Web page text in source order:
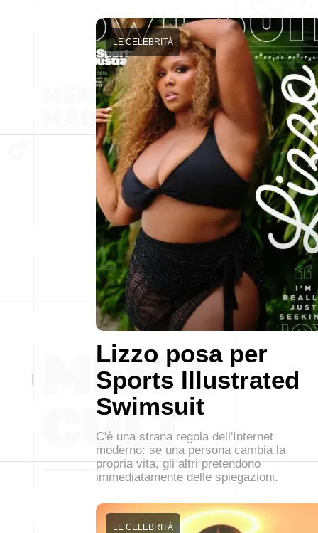
Lizzo posa per
Sports Illustrated
Swimsuit
LE CELEBRITÀ
C'è una strana regola dell'Internet
moderno: se una persona cambia la
propria vita, gli altri pretendono
immediatamente delle spiegazioni.
LE CELEBRITÀ